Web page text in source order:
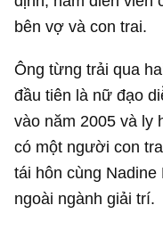
bên vợ và con trai.
Ông từng trải qua
đầu tiên là nữ đạo
vào năm 2005 và ly
có một người con
tái hôn cùng
ngoài ngành giải trí.